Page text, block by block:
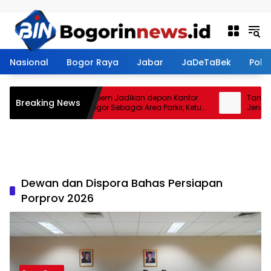
Nasional Bogor Raya Jabar JaDeTaBek
Breaking NewsRestoran Aroem Jadikan depan Kantor
PWI Kota Bogor Sebagai Area Parkir, Ketua
PWI Dilarang Parkir
Tanah
Jenal
Dewan dan Dispora Bahas Persiapan
Porprov 2026